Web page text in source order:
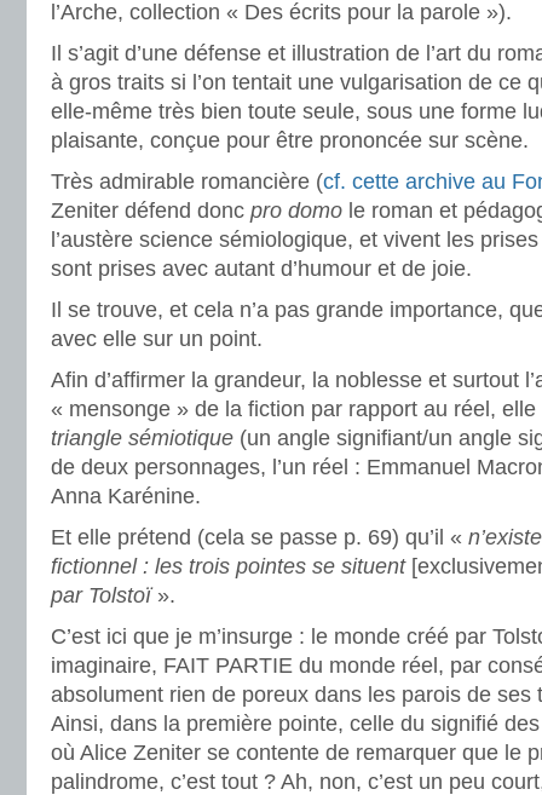
l’Arche, collection « Des écrits pour la parole »).
Il s’agit d’une défense et illustration de l’art du
à gros traits si l’on tentait une vulgarisation de ce
elle-même très bien toute seule, sous une forme
plaisante, conçue pour être prononcée sur scène.
Très admirable romancière (cf. cette archive au
Zeniter défend donc pro domo le roman et
l’austère science sémiologique, et vivent les
sont prises avec autant d’humour et de joie.
Il se trouve, et cela n’a pas grande importance,
avec elle sur un point.
Afin d’affirmer la grandeur, la noblesse et surtout
« mensonge » de la fiction par rapport au réel,
triangle sémiotique (un angle signifiant/un angle
de deux personnages, l’un réel : Emmanuel
Anna Karénine.
Et elle prétend (cela se passe p. 69) qu’il «
fictionnel : les trois pointes se situent
par Tolstoï».
C’est ici que je m’insurge : le monde créé par
imaginaire, FAIT PARTIE du monde réel, par
absolument rien de poreux dans les parois de ses
Ainsi, dans la première pointe, celle du signifié
où Alice Zeniter se contente de remarquer que le
palindrome, c’est tout ? Ah, non, c’est un peu